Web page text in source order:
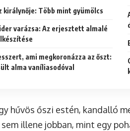
királynője: Több mint gyümölcs
varázsa: Az erjesztett almalé
ami megkoronázza az őszt:
alma vaníliasodóval
hűvös őszi estén, kandalló
illene jobban, mint egy